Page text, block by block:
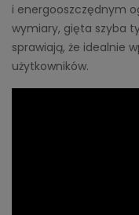
i energooszczędnym
wymiary, gięta szyba
sprawiają, że idealnie
użytkowników.